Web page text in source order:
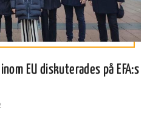
EU diskuterades på EFA:s